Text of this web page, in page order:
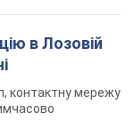
в Лозовій
контактну мережу